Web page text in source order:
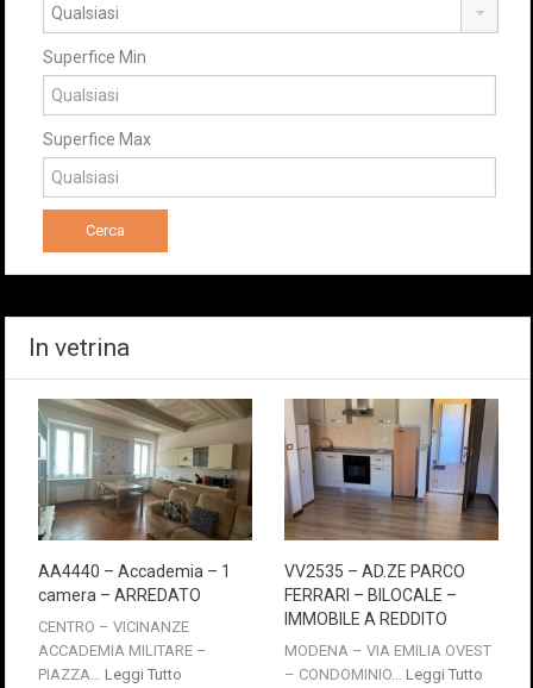
Superfice Min
Superfice Max
In vetrina
AA4440 – Accademia – 1
camera – ARREDATO
CENTRO – VICINANZE
ACCADEMIA MILITARE –
PIAZZA… Leggi Tutto
VV2535 – AD.ZE PARCO
FERRARI – BILOCALE –
IMMOBILE A REDDITO
MODENA – VIA EMILIA OVEST
– CONDOMINIO… Leggi Tutto